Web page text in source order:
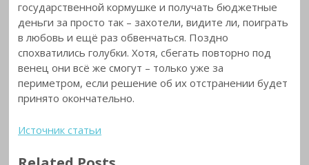
государственной кормушке и получать бюджетные
деньги за просто так – захотели, видите ли, поиграть
в любовь и ещё раз обвенчаться. Поздно
спохватились голубки. Хотя, сбегать повторно под
венец они всё же смогут – только уже за
периметром, если решение об их отстранении будет
принято окончательно.
Источник статьи